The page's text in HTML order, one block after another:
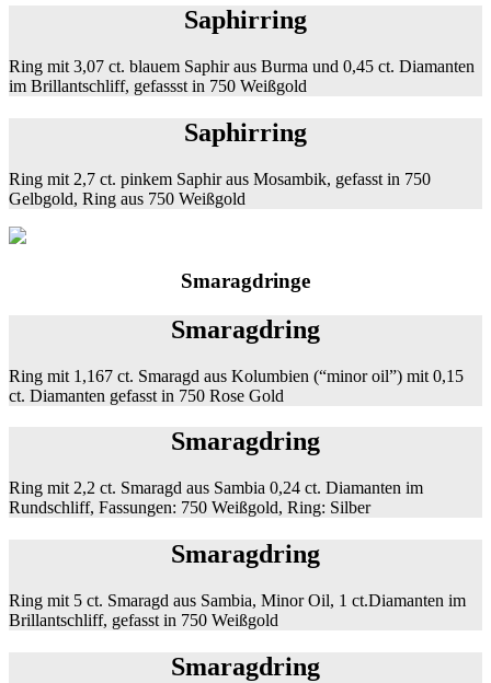
Saphirring
Ring mit 3,07 ct. blauem Saphir aus Burma und 0,45 ct. Diamanten
im Brillantschliff, gefassst in 750 Weißgold
Saphirring
Ring mit 2,7 ct. pinkem Saphir aus Mosambik, gefasst in 750
Gelbgold, Ring aus 750 Weißgold
Smaragdringe
Smaragdring
Ring mit 1,167 ct. Smaragd aus Kolumbien (“minor oil”) mit 0,15
ct. Diamanten gefasst in 750 Rose Gold
Smaragdring
Ring mit 2,2 ct. Smaragd aus Sambia 0,24 ct. Diamanten im
Rundschliff, Fassungen: 750 Weißgold, Ring: Silber
Smaragdring
Ring mit 5 ct. Smaragd aus Sambia, Minor Oil, 1 ct.Diamanten im
Brillantschliff, gefasst in 750 Weißgold
Smaragdring